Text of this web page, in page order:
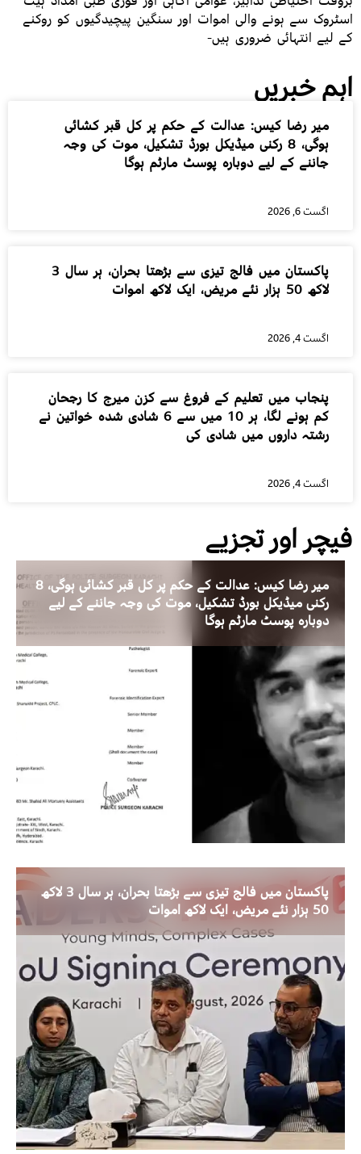
اسٹروک سے ہونے والی اموات اور سنگین پیچیدگیوں کو روکنے
کے لیے انتہائی ضروری ہیں-
اہم خبریں
میر رضا کیس: عدالت کے حکم پر کل قبر کشائی
ہوگی، 8 رکنی میڈیکل بورڈ تشکیل، موت کی وجہ
جاننے کے لیے دوبارہ پوسٹ مارٹم ہوگا
اگست 6, 2026
پاکستان میں فالج تیزی سے بڑھتا بحران، ہر سال 3
لاکھ 50 ہزار نئے مریض، ایک لاکھ اموات
اگست 4, 2026
پنجاب میں تعلیم کے فروغ سے کزن میرج کا رجحان
کم ہونے لگا، ہر 10 میں سے 6 شادی شدہ خواتین نے
رشتہ داروں میں شادی کی
اگست 4, 2026
فیچر اور تجزیے
میر رضا کیس: عدالت کے حکم پر کل قبر کشائی ہوگی، 8
رکنی میڈیکل بورڈ تشکیل، موت کی وجہ جاننے کے لیے
دوبارہ پوسٹ مارٹم ہوگا
پاکستان میں فالج تیزی سے بڑھتا بحران، ہر سال 3 لاکھ
50 ہزار نئے مریض، ایک لاکھ اموات